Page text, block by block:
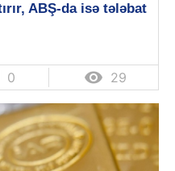
ABŞ-da isə tələbat
0  29